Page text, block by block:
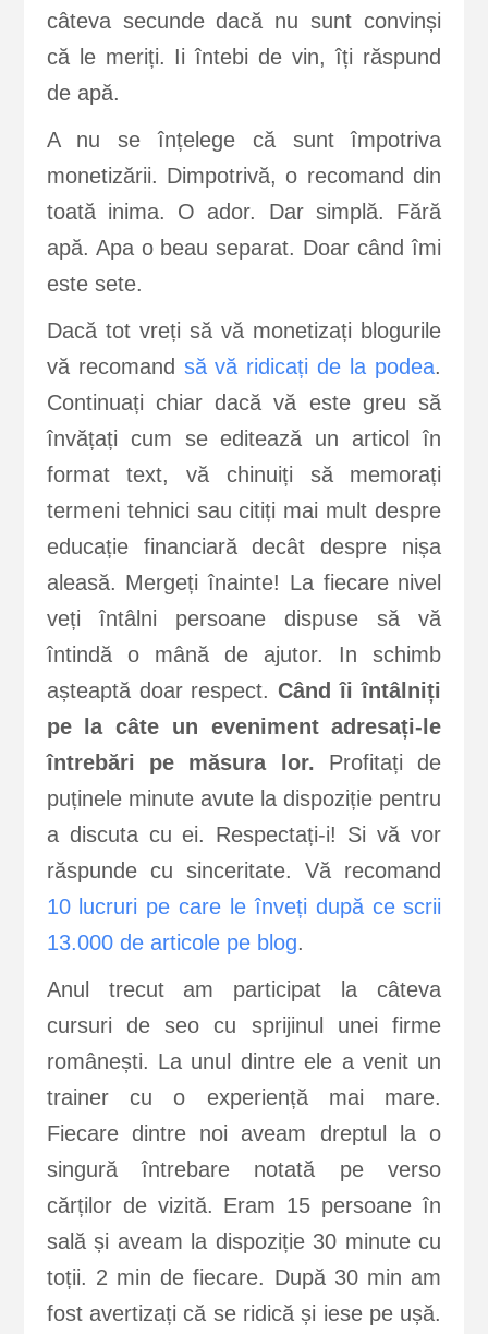
câteva secunde dacă nu sunt convinși
că le meriți. Ii întebi de vin, îți răspund
de apă.
A nu se înțelege că sunt împotriva
monetizării. Dimpotrivă, o recomand din
toată inima. O ador. Dar simplă. Fără
apă. Apa o beau separat. Doar când îmi
este sete.
Dacă tot vreți să vă monetizați blogurile
vă recomand să vă ridicați de la podea.
Continuați chiar dacă vă este greu să
învățați cum se editează un articol în
format text, vă chinuiți să memorați
termeni tehnici sau citiți mai mult despre
educație financiară decât despre nișa
aleasă. Mergeți înainte! La fiecare nivel
veți întâlni persoane dispuse să vă
întindă o mână de ajutor. In schimb
așteaptă doar respect. Când îi întâlniți
pe la câte un eveniment adresați-le
întrebări pe măsura lor. Profitați de
puținele minute avute la dispoziție pentru
a discuta cu ei. Respectați-i! Si vă vor
răspunde cu sinceritate. Vă recomand
10 lucruri pe care le înveți după ce scrii
13.000 de articole pe blog.
Anul trecut am participat la câteva
cursuri de seo cu sprijinul unei firme
românești. La unul dintre ele a venit un
trainer cu o experiență mai mare.
Fiecare dintre noi aveam dreptul la o
singură întrebare notată pe verso
cărților de vizită. Eram 15 persoane în
sală și aveam la dispoziție 30 minute cu
toții. 2 min de fiecare. După 30 min am
fost avertizați că se ridică și iese pe ușă.